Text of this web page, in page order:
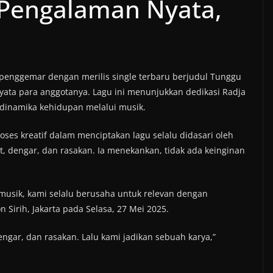
Nyata,
dengan merilis single terbaru berjudul Tunggu
para anggotanya. Lagu ini menunjukkan dedikasi Radja
kehidupan melalui musik.
kreatif dalam menciptakan lagu selalu didasari oleh
dan rasakan. Ia menekankan, tidak ada keinginan
kami selalu berusaha untuk relevan dengan
Jakarta pada Selasa, 27 Mei 2025.
dan rasakan. Lalu kami jadikan sebuah karya,”